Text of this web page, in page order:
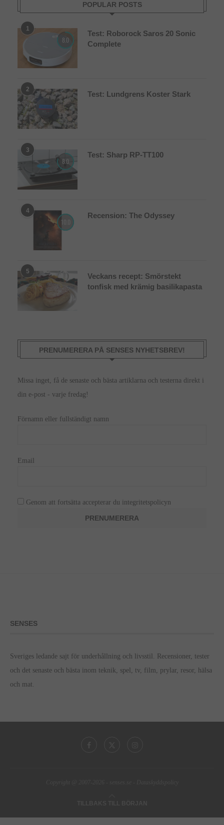
POPULAR POSTS
1
8.0
Test: Roborock Saros 20 Sonic
Complete
2
Test: Lundgrens Koster Stark
3
8.0
Test: Sharp RP-TT100
4
10.0
Recension: The Odyssey
5
Veckans recept: Smörstekt
tonfisk med krämig basilikapasta
PRENUMERERA PÅ SENSES NYHETSBREV!
Missa inget, få de senaste och bästa artiklarna och testerna direkt i
din e-post - varje fredag!
Förnamn eller fullständigt namn
Email
Genom att fortsätta accepterar du integritetspolicyn
SENSES
Sveriges ledande sajt för underhållning och livsstil. Recensioner, tester
och det senaste och bästa inom teknik, spel, tv, film, prylar, resor, hälsa
och mat.